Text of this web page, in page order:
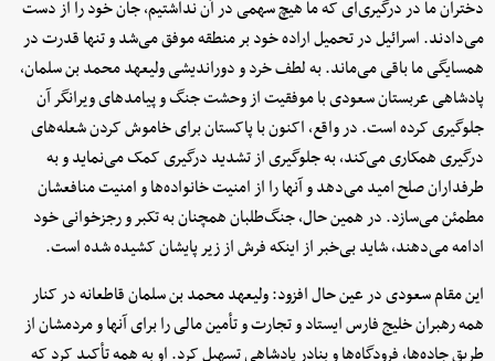
دختران ما در درگیری‌ای که ما هیچ سهمی در آن نداشتیم، جان خود را از دست
می‌دادند. اسرائیل در تحمیل اراده خود بر منطقه موفق می‌شد و تنها قدرت در
همسایگی ما باقی می‌ماند. به لطف خرد و دوراندیشی ولیعهد محمد بن سلمان،
پادشاهی عربستان سعودی با موفقیت از وحشت جنگ و پیامدهای ویرانگر آن
جلوگیری کرده است. در واقع، اکنون با پاکستان برای خاموش کردن شعله‌های
درگیری همکاری می‌کند، به جلوگیری از تشدید درگیری کمک می‌نماید و به
طرفداران صلح امید می‌دهد و آنها را از امنیت خانواده‌ها و امنیت منافعشان
مطمئن می‌سازد. در همین حال، جنگ‌طلبان همچنان به تکبر و رجزخوانی خود
ادامه می‌دهند، شاید بی‌خبر از اینکه فرش از زیر پایشان کشیده شده است.
این مقام سعودی در عین حال افزود: ولیعهد محمد بن سلمان قاطعانه در کنار
همه رهبران خلیج فارس ایستاد و تجارت و تأمین مالی را برای آنها و مردمشان از
طریق جاده‌ها، فرودگاه‌ها و بنادر پادشاهی تسهیل کرد. او به همه تأکید کرد که